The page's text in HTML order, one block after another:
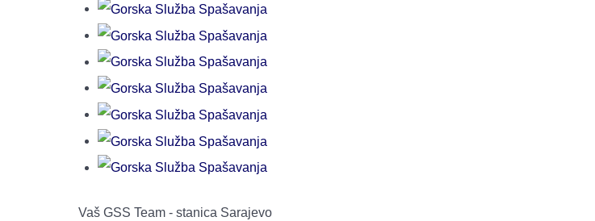
Vaš GSS Team - stanica Sarajevo